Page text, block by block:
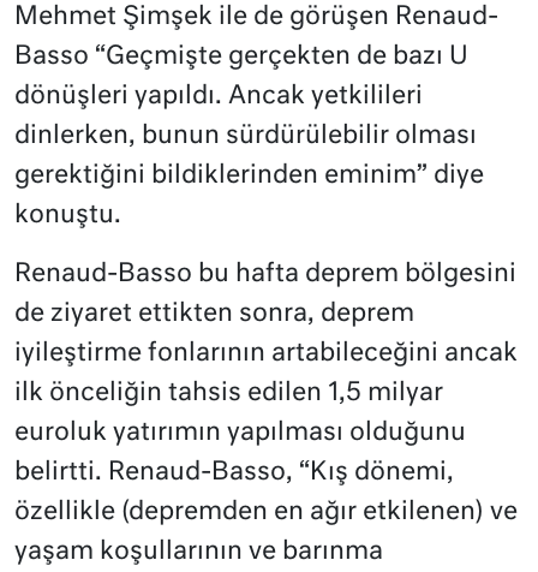
Mehmet Şimşek ile de görüşen Renaud-
Basso “Geçmişte gerçekten de bazı U
dönüşleri yapıldı. Ancak yetkilileri
dinlerken, bunun sürdürülebilir olması
gerektiğini bildiklerinden eminim” diye
konuştu.
Renaud-Basso bu hafta deprem bölgesini
de ziyaret ettikten sonra, deprem
iyileştirme fonlarının artabileceğini ancak
ilk önceliğin tahsis edilen 1,5 milyar
euroluk yatırımın yapılması olduğunu
belirtti. Renaud-Basso, “Kış dönemi,
özellikle (depremden en ağır etkilenen) ve
yaşam koşullarının ve barınma